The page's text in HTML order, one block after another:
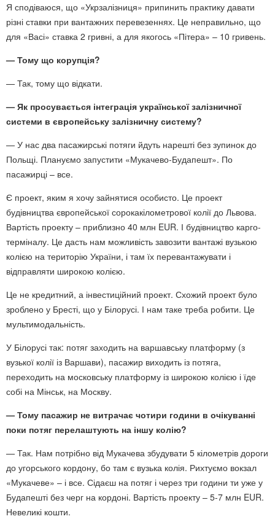
Я сподіваюся, що «Укрзалізниця» припинить практику давати
різні ставки при вантажних перевезеннях. Це неправильно, що
для «Васі» ставка 2 гривні, а для якогось «Пітера» – 10 гривень.
— Тому що корупція?
— Так, тому що відкати.
— Як просувається інтеграція української залізничної
системи в європейську залізничну систему?
— У нас два пасажирські потяги йдуть нарешті без зупинок до
Польщі. Плануємо запустити «Мукачево-Будапешт». По
пасажирці – все.
Є проект, яким я хочу зайнятися особисто. Це проект
будівництва європейської сорокакілометрової колії до Львова.
Вартість проекту – приблизно 40 млн EUR. І будівництво карго-
терміналу. Це дасть нам можливість завозити вантажі вузькою
колією на територію України, і там їх перевантажувати і
відправляти широкою колією.
Це не кредитний, а інвестиційний проект. Схожий проект було
зроблено у Бресті, що у Білорусі. І нам таке треба робити. Це
мультимодальність.
У Білорусі так: потяг заходить на варшавську платформу (з
вузької колії із Варшави), пасажир виходить із потяга,
переходить на московську платформу із широкою колією і їде
собі на Мінськ, на Москву.
— Тому пасажир не витрачає чотири години в очікуванні
поки потяг перелаштують на іншу колію?
— Так. Нам потрібно від Мукачева збудувати 5 кілометрів дороги
до угорського кордону, бо там є вузька колія. Рихтуємо вокзал
«Мукачеве» – і все. Сідаєш на потяг і через три години ти уже у
Будапешті без черг на кордоні. Вартість проекту – 5-7 млн EUR.
Невеликі кошти.